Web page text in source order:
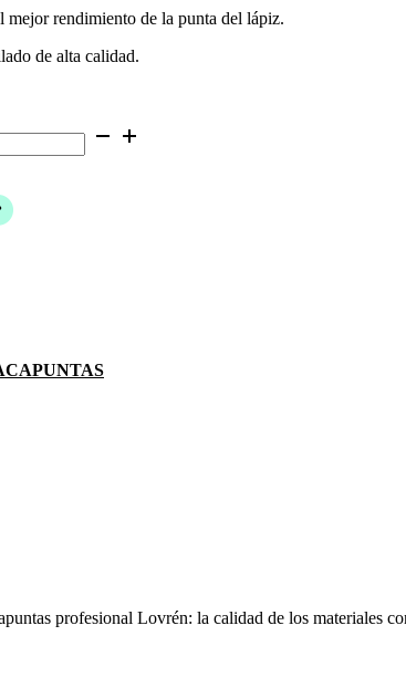
mejor rendimiento de la punta del lápiz.
de alta calidad.
profesional Lovrén: la calidad de los materiales